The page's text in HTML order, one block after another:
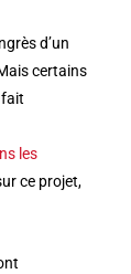
d’un
certains
les
ce projet,